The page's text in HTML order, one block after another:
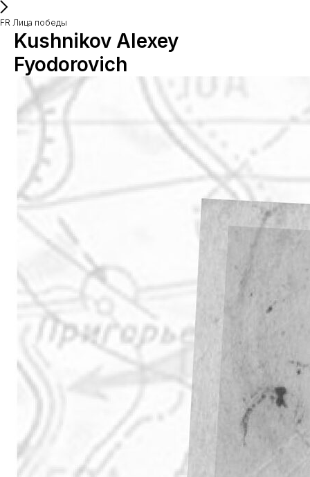
FR Лица победы
Kushnikov Alexey
Fyodorovich